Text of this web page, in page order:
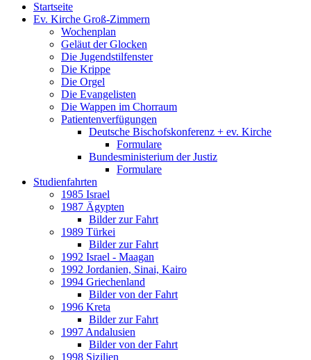
Startseite
Ev. Kirche Groß-Zimmern
Wochenplan
Geläut der Glocken
Die Jugendstilfenster
Die Krippe
Die Orgel
Die Evangelisten
Die Wappen im Chorraum
Patientenverfügungen
Deutsche Bischofskonferenz + ev. Kirche
Formulare
Bundesministerium der Justiz
Formulare
Studienfahrten
1985 Israel
1987 Ägypten
Bilder zur Fahrt
1989 Türkei
Bilder zur Fahrt
1992 Israel - Maagan
1992 Jordanien, Sinai, Kairo
1994 Griechenland
Bilder von der Fahrt
1996 Kreta
Bilder zur Fahrt
1997 Andalusien
Bilder von der Fahrt
1998 Sizilien